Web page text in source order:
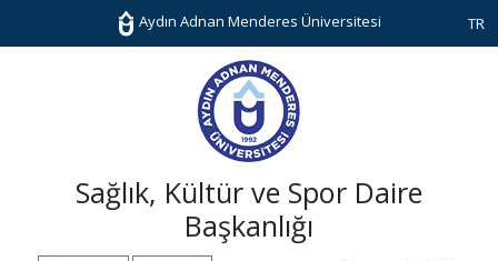
Aydın Adnan Menderes Üniversitesi TR
Sağlık, Kültür ve Spor Daire
Başkanlığı